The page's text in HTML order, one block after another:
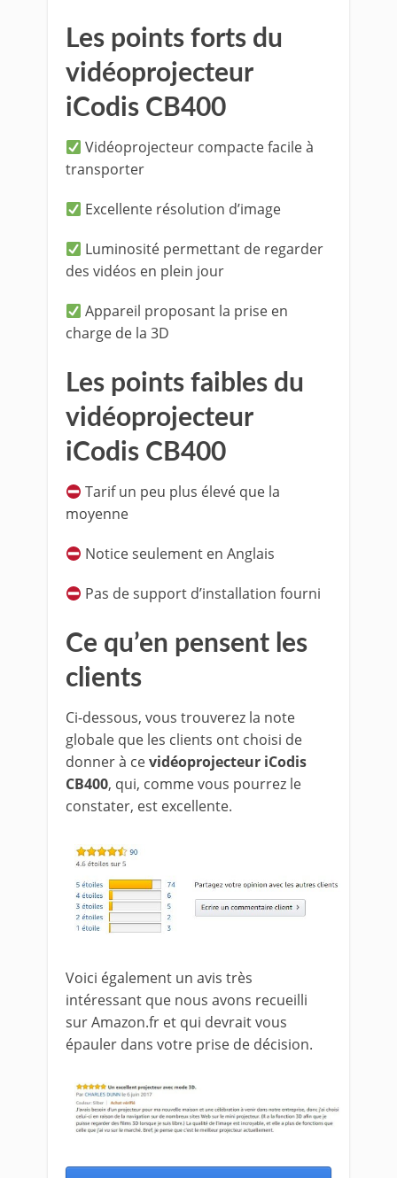
Les points forts du
vidéoprojecteur
iCodis CB400
Vidéoprojecteur compacte facile à
transporter
Excellente résolution d’image
Luminosité permettant de regarder
des vidéos en plein jour
Appareil proposant la prise en
charge de la 3D
Les points faibles du
vidéoprojecteur
iCodis CB400
Tarif un peu plus élevé que la
moyenne
Notice seulement en Anglais
Pas de support d’installation fourni
Ce qu’en pensent les
clients
Ci-dessous, vous trouverez la note
globale que les clients ont choisi de
donner à cevidéoprojecteur iCodis
CB400, qui, comme vous pourrez le
constater, est excellente.
Voici également un avis très
intéressant que nous avons recueilli
sur Amazon.fr et qui devrait vous
épauler dans votre prise de décision.